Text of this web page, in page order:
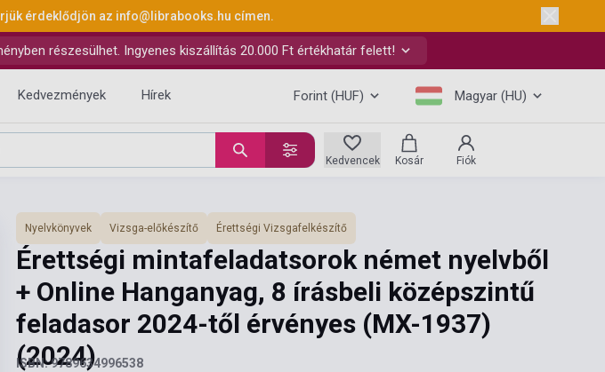
érdeklődjön az info@librabooks.hu címen.
részesülhet. Ingyenes kiszállítás 20.000 Ft értékhatár felett!
Kedvezmények Hírek Forint (HUF) Magyar (HU)
Kedvencek Kosár Fiók
Nyelvkönyvek Vizsga-előkészítő Érettségi Vizsgafelkészítő
Érettségi mintafeladatsorok német nyelvből
+ Online Hanganyag, 8 írásbeli középszintű
feladasor 2024-től érvényes (MX-1937)
(2024)
ISBN: 9789634996538